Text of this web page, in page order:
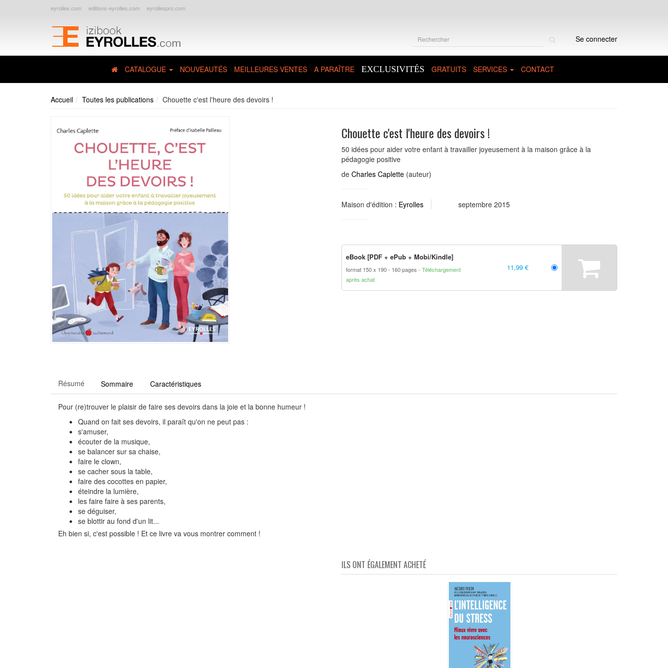
eyrolles.com editions-eyrolles.com eyrollespro.com
Se connecter
CATALOGUE NOUVEAUTÉS MEILLEURES VENTES A PARAÎTRE EXCLUSIVITÉS GRATUITS SERVICES CONTACT
Accueil Toutes les publications Chouette c'est l'heure des devoirs !
Chouette c'est l'heure des devoirs !
50 idées pour aider votre enfant à travailler joyeusement à la maison grâce à la
pédagogie positive
de Charles Caplette (auteur)
Maison d'édition : Eyrolles septembre 2015
eBook [PDF + ePub + Mobi/Kindle]
format 150 x 190 160 pages
Téléchargement
après achat
11,99 €
Résumé Sommaire Caractéristiques
Pour (re)trouver le plaisir de faire ses devoirs dans la joie et la bonne humeur !
Quand on fait ses devoirs, il paraît qu'on ne peut pas :
s'amuser,
écouter de la musique,
se balancer sur sa chaise,
faire le clown,
se cacher sous la table,
faire des cocottes en papier,
éteindre la lumière,
les faire faire à ses parents,
se déguiser,
se blottir au fond d'un lit...
Eh bien si, c'est possible ! Et ce livre va vous montrer comment !
ILS ONT ÉGALEMENT ACHETÉ